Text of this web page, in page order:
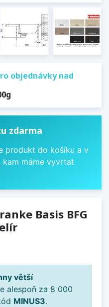
objednávky nad
zdarma
produkt do košíku a v
kam máme vyvrtat
Basis BFG
větší
alespoň za 8 000
MINUS3.